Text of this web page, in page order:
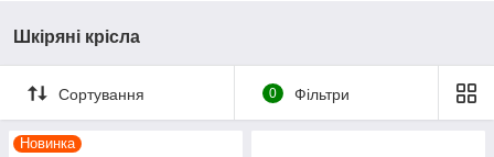
Шкіряні крісла
Сортування 0 Фільтри
Новинка